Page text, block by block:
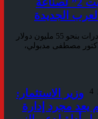
الجديدة
التوسعات الجديدة تستهدف صادرات بنحو 55 مليون دولار
2026 افتتح الدكتور مصطفى مدبولي،
4
وزير الاستثمار:
يعد مجرد إدارة